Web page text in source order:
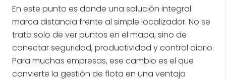
En este punto es donde una solución integral
marca distancia frente al simple localizador. No se
trata solo de ver puntos en el mapa, sino de
conectar seguridad, productividad y control diario.
Para muchas empresas, ese cambio es el que
convierte la gestión de flota en una ventaja